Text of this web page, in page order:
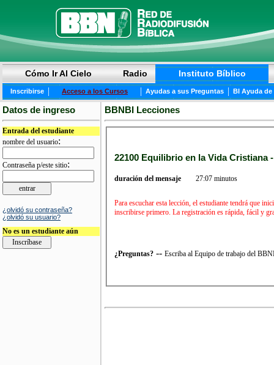
Cómo Ir Al Cielo Radio Instituto Bíblico
Inscribirse | Acceso a los Cursos | Ayudas a sus Preguntas | BI Ayuda
Datos de ingreso
Entrada del estudiante
nombre del usuario:
Contraseña p/este sitio:
¿olvidó su contraseña?
¿olvidó su usuario?
No es un estudiante aún
BBNBI Lecciones
22100 Equilibrio en la Vida Cristiana
duración del mensaje 27:07 minutos
Para escuchar esta lección, el estudiante tendrá que
inscribirse primero. La registración es rápida, fácil y
¿Preguntas? -- Escriba al Equipo de trabajo del